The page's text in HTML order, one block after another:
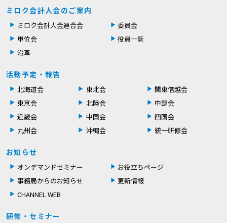
ミロク会計人会のご案内
ミロク会計人会連合会
委員会
単位会
役員一覧
沿革
活動予定・報告
北海道会 東北会
関東信越会
東京会
北陸会
中部会
近畿会
中国会
四国会
九州会
沖縄会 統一研修会
お知らせ
オンデマンドセミナー
お役立ちページ
事務局からのお知らせ
更新情報
CHANNEL WEB
研修・セミナー